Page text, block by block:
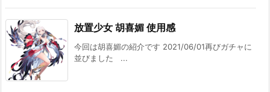
放置少女 胡喜媚 使用感
今回は胡喜媚の紹介です 2021/06/01再びガチャに
並びました ...